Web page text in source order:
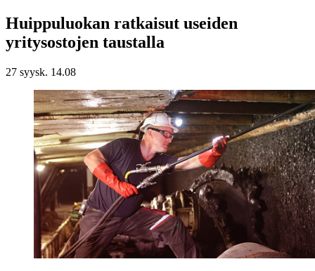
Huippuluokan ratkaisut useiden
yritysostojen taustalla
27 syysk. 14.08